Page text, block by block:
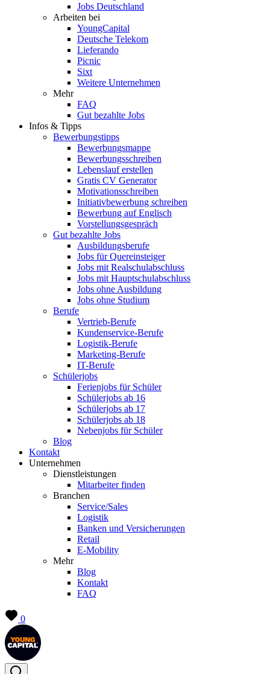
Jobs Deutschland
Arbeiten bei
YoungCapital
Deutsche Telekom
Lieferando
Picnic
Sixt
Weitere Unternehmen
Mehr
FAQ
Gut bezahlte Jobs
Infos & Tipps
Bewerbungstipps
Bewerbungsmappe
Bewerbungsschreiben
Lebenslauf erstellen
Gratis CV Generator
Motivationsschreiben
Initiativbewerbung schreiben
Bewerbung auf Englisch
Vorstellungsgespräch
Gut bezahlte Jobs
Ausbildungsberufe
Jobs für Quereinsteiger
Jobs mit Realschulabschluss
Jobs mit Hauptschulabschluss
Jobs ohne Ausbildung
Jobs ohne Studium
Berufe
Vertrieb-Berufe
Kundenservice-Berufe
Logistik-Berufe
Marketing-Berufe
IT-Berufe
Schülerjobs
Ferienjobs für Schüler
Schülerjobs ab 16
Schülerjobs ab 17
Schülerjobs ab 18
Nebenjobs für Schüler
Blog
Kontakt
Unternehmen
Dienstleistungen
Mitarbeiter finden
Branchen
Service/Sales
Logistik
Banken und Versicherungen
Retail
E-Mobility
Mehr
Blog
Kontakt
FAQ
0